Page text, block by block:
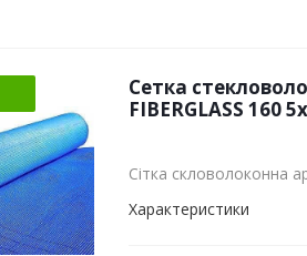
Сетка
FIBERGLASS 160
Сітка скловолоконна
Характеристики